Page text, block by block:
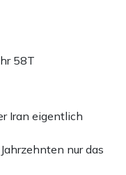
58T
Iran eigentlich
nur das